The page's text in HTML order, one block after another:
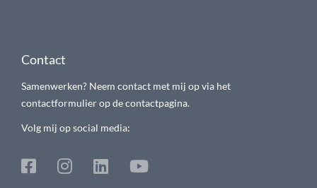
Contact
Samenwerken? Neem contact met mij op via het
contactformulier op de contactpagina.
Volg mij op social media: